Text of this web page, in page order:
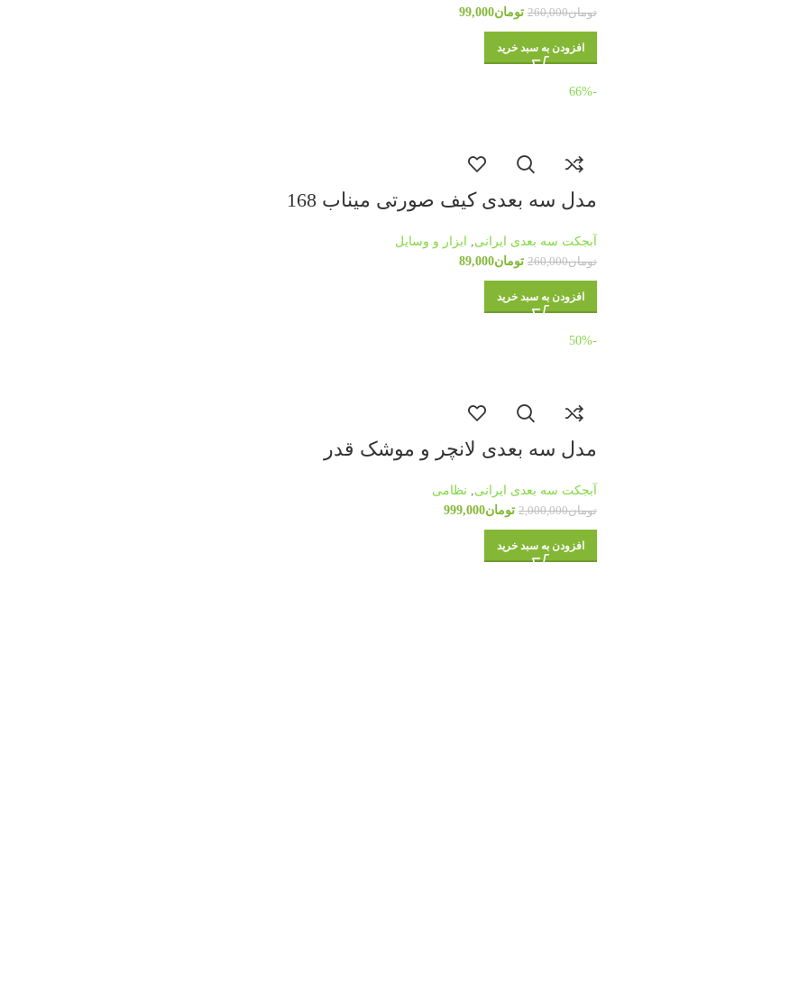
تومان260,000 تومان99,000
افزودن به سبد خرید
-66%
مدل سه بعدی کیف صورتی میناب 168
آبجکت سه بعدی ایرانی, ابزار و وسایل
تومان260,000 تومان89,000
افزودن به سبد خرید
-50%
مدل سه بعدی لانچر و موشک قدر
آبجکت سه بعدی ایرانی, نظامی
تومان2,000,000 تومان999,000
افزودن به سبد خرید